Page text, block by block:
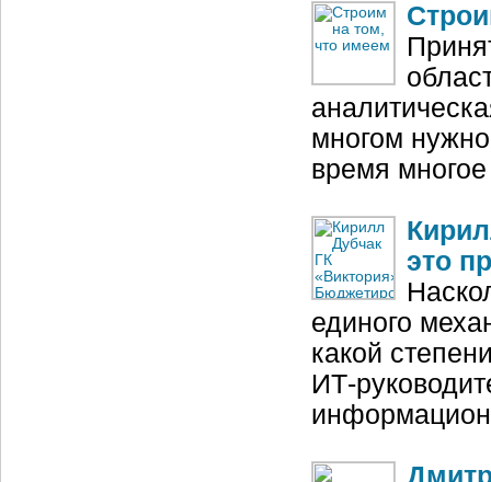
многом
время
это
единого
какой